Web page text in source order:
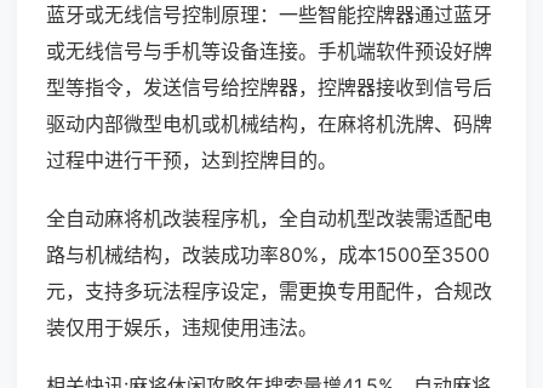
蓝牙或无线信号控制原理：一些智能控牌器通过蓝牙
或无线信号与手机等设备连接。手机端软件预设好牌
型等指令，发送信号给控牌器，控牌器接收到信号后
驱动内部微型电机或机械结构，在麻将机洗牌、码牌
过程中进行干预，达到控牌目的。
全自动麻将机改装程序机，全自动机型改装需适配电
路与机械结构，改装成功率80%，成本1500至3500
元，支持多玩法程序设定，需更换专用配件，合规改
装仅用于娱乐，违规使用违法。